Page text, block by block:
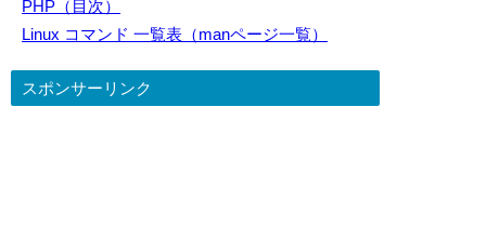
PHP（目次）
Linux コマンド 一覧表（manページ一覧）
スポンサーリンク